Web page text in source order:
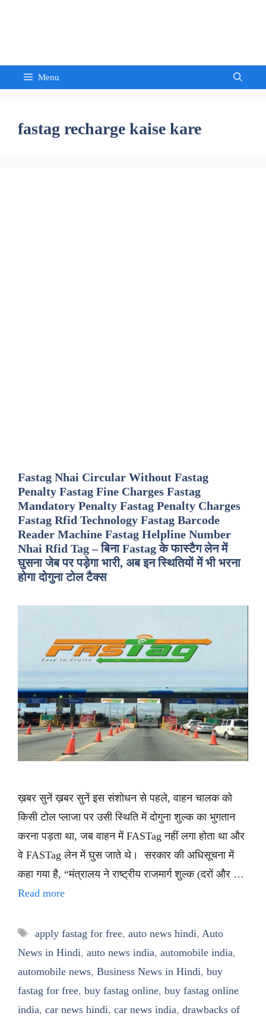
Menu
fastag recharge kaise kare
Fastag Nhai Circular Without Fastag
Penalty Fastag Fine Charges Fastag
Mandatory Penalty Fastag Penalty Charges
Fastag Rfid Technology Fastag Barcode
Reader Machine Fastag Helpline Number
Nhai Rfid Tag – बिना Fastag के फास्टैग लेन में
घुसना जेब पर पड़ेगा भारी, अब इन स्थितियों में भी भरना
होगा दोगुना टोल टैक्स
ख़बर सुनें ख़बर सुनें इस संशोधन से पहले, वाहन चालक को
किसी टोल प्लाजा पर उसी स्थिति में दोगुना शुल्क का भुगतान
करना पड़ता था, जब वाहन में FASTag नहीं लगा होता था और
वे FASTag लेन में घुस जाते थे। सरकार की अधिसूचना में
कहा गया है, “मंत्रालय ने राष्ट्रीय राजमार्ग शुल्क (दरों और …
Read more
Tags
apply fastag for free, auto news hindi, Auto
News in Hindi, auto news india, automobile india,
automobile news, Business News in Hindi, buy
fastag for free, buy fastag online, buy fastag online
india, car news hindi, car news india, drawbacks of